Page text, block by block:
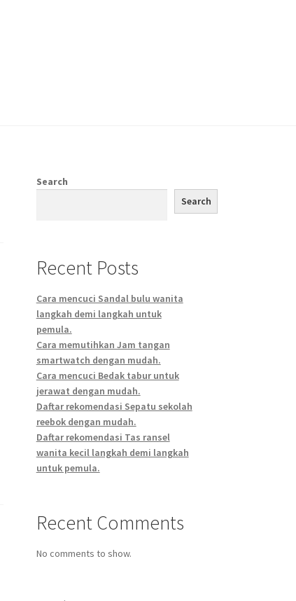
Search
Search
Recent Posts
Cara mencuci Sandal bulu wanita
langkah demi langkah untuk
pemula.
Cara memutihkan Jam tangan
smartwatch dengan mudah.
Cara mencuci Bedak tabur untuk
jerawat dengan mudah.
Daftar rekomendasi Sepatu sekolah
reebok dengan mudah.
Daftar rekomendasi Tas ransel
wanita kecil langkah demi langkah
untuk pemula.
Recent Comments
No comments to show.